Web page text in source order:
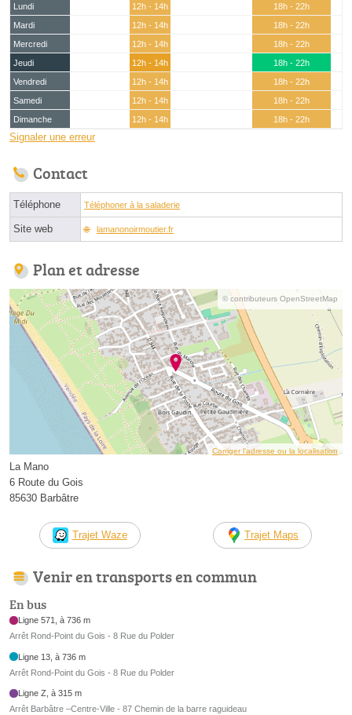
Lundi 12h - 14h
18h - 22h
Mardi
12h - 14h
18h - 22h
Mercredi
12h - 14h
18h - 22h
Jeudi
12h - 14h
18h - 22h
Vendredi
12h - 14h
18h - 22h
Samedi
12h - 14h
18h - 22h
Dimanche
12h - 14h 18h - 22h
Signaler une erreur
Contact
Téléphone Téléphoner à la saladerie
Site web lamanonoirmoutier.fr
Plan et adresse
© contributeurs OpenStreetMap
Corriger l’adresse ou la localisation
La Mano
6 Route du Gois
85630 Barbâtre
Trajet Waze Trajet Maps
Venir en transports en commun
En bus
Ligne 571, à 736 m
Arrêt Rond-Point du Gois - 8 Rue du Polder
Ligne 13, à 736 m
Arrêt Rond-Point du Gois - 8 Rue du Polder
Ligne Z, à 315 m
Arrêt Barbâtre –Centre-Ville - 87 Chemin de la barre raguideau